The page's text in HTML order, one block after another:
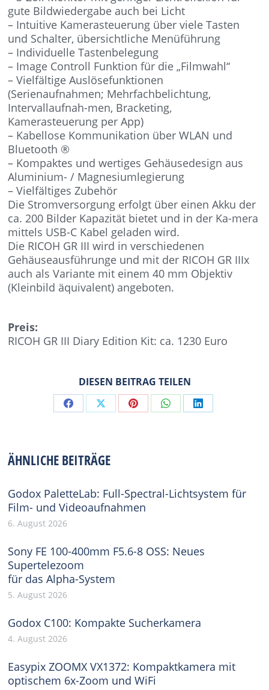
gute Bildwiedergabe auch bei Licht
– Intuitive Kamerasteuerung über viele Tasten
und Schalter, übersichtliche Menüführung
– Individuelle Tastenbelegung
– Image Controll Funktion für die „Filmwahl“
– Vielfältige Auslösefunktionen
(Serienaufnahmen; Mehrfachbelichtung,
Intervallaufnah-men, Bracketing,
Kamerasteuerung per App)
– Kabellose Kommunikation über WLAN und
Bluetooth ®
– Kompaktes und wertiges Gehäusedesign aus
Aluminium- / Magnesiumlegierung
– Vielfältiges Zubehör
Die Stromversorgung erfolgt über einen Akku der
ca. 200 Bilder Kapazität bietet und in der Ka-mera
mittels USB-C Kabel geladen wird.
Die RICOH GR III wird in verschiedenen
Gehäuseausführunge und mit der RICOH GR IIIx
auch als Variante mit einem 40 mm Objektiv
(Kleinbild äquivalent) angeboten.
Preis:
RICOH GR III Diary Edition Kit: ca. 1230 Euro
DIESEN BEITRAG TEILEN
Share Share Share Share Share
ÄHNLICHE BEITRÄGE
Godox PaletteLab: Full-Spectral-Lichtsystem für
Film- und Videoaufnahmen
6. August 2026
Sony FE 100-400mm F5.6-8 OSS: Neues
Supertelezoom
für das Alpha-System
5. August 2026
Godox C100: Kompakte Sucherkamera
4. August 2026
Easypix ZOOMX VX1372: Kompaktkamera mit
optischem 6x-Zoom und WiFi